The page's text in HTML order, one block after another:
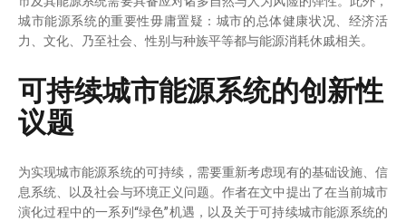
城市能源系统的重要性毋庸置疑：城市的总体健康状况、经济活
力、文化、乃至社会、性别与种族平等都与能源消耗休戚相关。
可持续城市能源系统的创新性
议题
为实现城市能源系统的可持续，需要重新考虑现有的基础设施、信
息系统、以及社会与环境正义问题。作者在文中提出了在当前城市
演化过程中的一系列“绿色”机遇，以及关于可持续城市能源系统的